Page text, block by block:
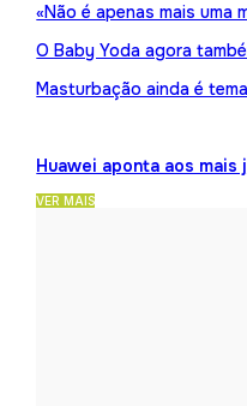
«Não é apenas mais uma
O Baby Yoda agora
Masturbação ainda é
Huawei aponta aos
VER MAIS